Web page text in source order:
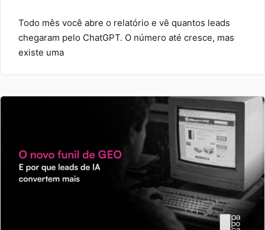
Todo mês você abre o relatório e vê quantos leads
chegaram pelo ChatGPT. O número até cresce, mas
existe uma